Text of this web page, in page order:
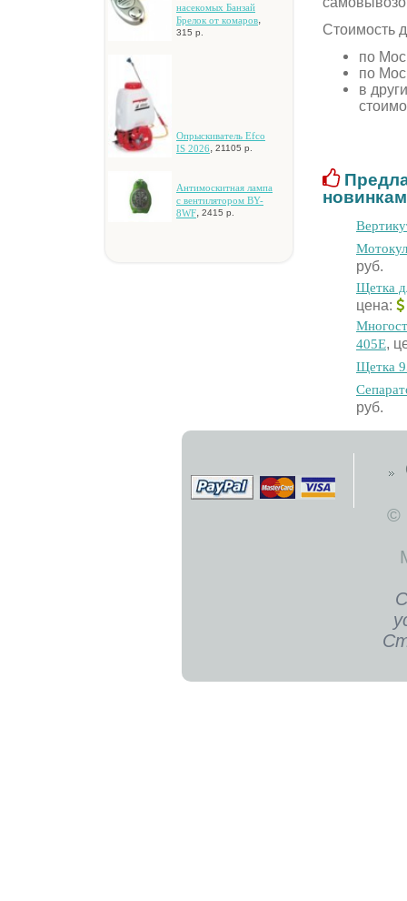
нaceкoмыx Бaнзaй
Бpeлoк oт кoмapoв,
315 р.
Oпpыcкивaтeль Efco
IS 2026 21105 р.
Aнтимocкитнaя лaмпa
c вeнтилятopoм BY-
8WF 2415 р.
Стоимость
по
по
в
руб.
Щeткa
цена:
405E,
Щeткa
руб.
©